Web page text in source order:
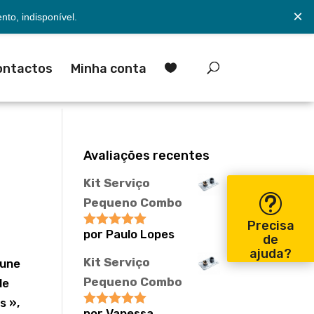
indisponível. ×
Minha conta 
»,
Avaliações recentes
Kit Serviço
Pequeno Combo
Avaliação5
por Paulo Lopes
Kit Serviço
Pequeno Combo
Precisa
de
ajuda?